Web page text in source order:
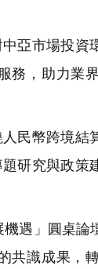
亞市場投資
務，助力業
民幣跨境結
研究與政策
遇」圓桌論
共識成果，